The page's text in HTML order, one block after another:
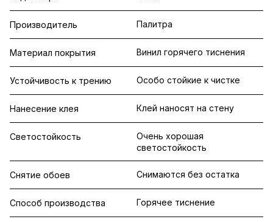
Производитель Палитра
Материал покрытия Винил горячего тиснения
Устойчивость к трению Особо стойкие к чистке
Нанесение клея Клей наносят на стену
Светостойкость
Очень хорошая
светостойкость
Снятие обоев Снимаются без остатка
Способ производства Горячее тиснение